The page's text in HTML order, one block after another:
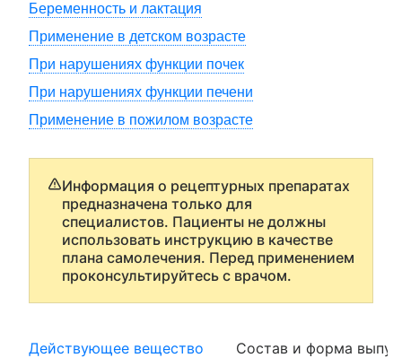
Беременность и лактация
Применение в детском возрасте
При нарушениях функции почек
При нарушениях функции печени
Применение в пожилом возрасте
Информация о рецептурных препаратах
предназначена только для
специалистов. Пациенты не должны
использовать инструкцию в качестве
плана самолечения. Перед применением
проконсультируйтесь с врачом.
Действующее вещество Состав и форма